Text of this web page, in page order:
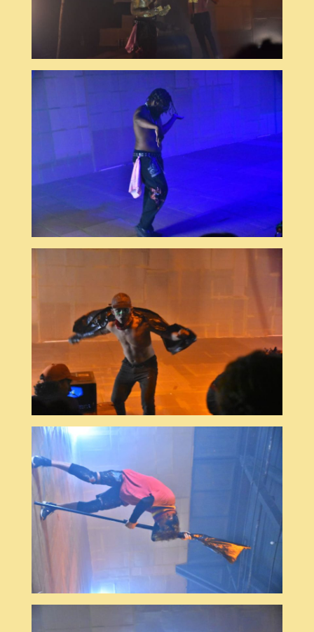
© Dudu Lobato
© Dudu Lobato
© Dudu Lobato